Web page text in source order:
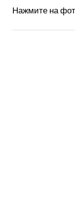
Нажмите на